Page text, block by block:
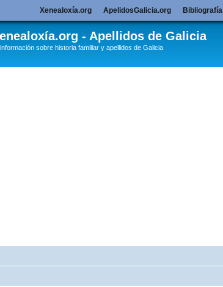
- Apellidos de Galicia
sobre historia familiar y apellidos de Galicia
Xenealoxía.org ApelidosGalicia.org Bibliografía